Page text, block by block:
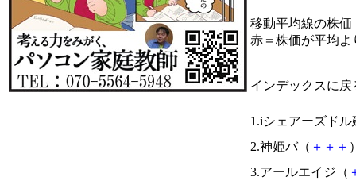
移動平均線の株価
赤＝株価が平均
インデックスに戻
1.iシェアーズド
2.神姫バ（ ＋ ＋ ＋
3.アールエイジ（